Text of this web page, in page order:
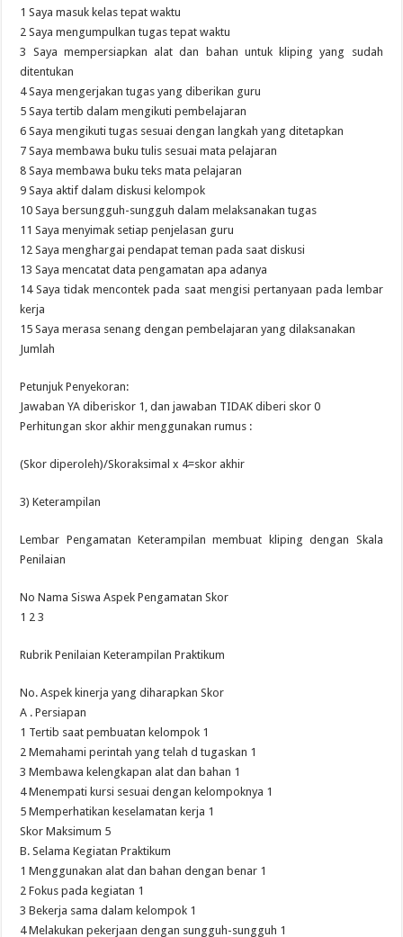
1 Saya masuk kelas tepat waktu
2 Saya mengumpulkan tugas tepat waktu
3 Saya mempersiapkan alat dan bahan untuk kliping yang sudah
ditentukan
4 Saya mengerjakan tugas yang diberikan guru
5 Saya tertib dalam mengikuti pembelajaran
6 Saya mengikuti tugas sesuai dengan langkah yang ditetapkan
7 Saya membawa buku tulis sesuai mata pelajaran
8 Saya membawa buku teks mata pelajaran
9 Saya aktif dalam diskusi kelompok
10 Saya bersungguh-sungguh dalam melaksanakan tugas
11 Saya menyimak setiap penjelasan guru
12 Saya menghargai pendapat teman pada saat diskusi
13 Saya mencatat data pengamatan apa adanya
14 Saya tidak mencontek pada saat mengisi pertanyaan pada lembar
kerja
15 Saya merasa senang dengan pembelajaran yang dilaksanakan
Jumlah
Petunjuk Penyekoran:
Jawaban YA diberiskor 1, dan jawaban TIDAK diberi skor 0
Perhitungan skor akhir menggunakan rumus :
(Skor diperoleh)/Skoraksimal x 4=skor akhir
3) Keterampilan
Lembar Pengamatan Keterampilan membuat kliping dengan Skala
Penilaian
No Nama Siswa Aspek Pengamatan Skor
1 2 3
Rubrik Penilaian Keterampilan Praktikum
No. Aspek kinerja yang diharapkan Skor
A . Persiapan
1 Tertib saat pembuatan kelompok 1
2 Memahami perintah yang telah d tugaskan 1
3 Membawa kelengkapan alat dan bahan 1
4 Menempati kursi sesuai dengan kelompoknya 1
5 Memperhatikan keselamatan kerja 1
Skor Maksimum 5
B. Selama Kegiatan Praktikum
1 Menggunakan alat dan bahan dengan benar 1
2 Fokus pada kegiatan 1
3 Bekerja sama dalam kelompok 1
4 Melakukan pekerjaan dengan sungguh-sungguh 1